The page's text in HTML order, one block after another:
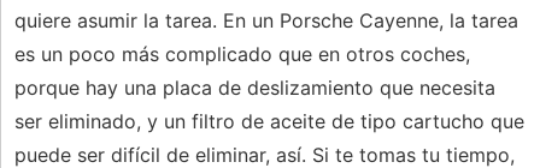
quiere asumir la tarea. En un Porsche Cayenne, la tarea
es un poco más complicado que en otros coches,
porque hay una placa de deslizamiento que necesita
ser eliminado, y un filtro de aceite de tipo cartucho que
puede ser difícil de eliminar, así. Si te tomas tu tiempo,